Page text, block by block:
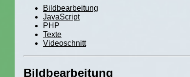
Bildbearbeitung
JavaScript
PHP
Texte
Videoschnitt
Bildbearbeitung